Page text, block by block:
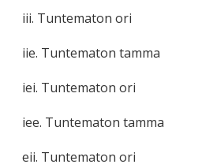
iii. Tuntematon ori
iie. Tuntematon tamma
iei. Tuntematon ori
iee. Tuntematon tamma
eii. Tuntematon ori